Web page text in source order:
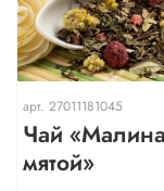
арт. 27011181045
Чай
мятой»